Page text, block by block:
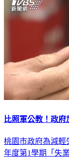
比照軍公教！政
桃園市政府為減輕
年度第1學期「失